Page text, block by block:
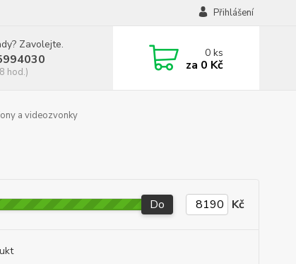
Přihlášení
Zavolejte.
hod.)
0ks
za 0 Kč
a videozvonky
Do Kč